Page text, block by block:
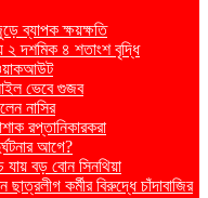
ব্যাপক ক্ষয়ক্ষতি
২ দশমিক ৪ শতাংশ বৃদ্ধি
ভেবে গুজব
নাসির
রপ্তানিকারকরা
আগে?
বড় বোন সিনথিয়া
কর্মীর বিরুদ্ধে চাঁদাবাজির